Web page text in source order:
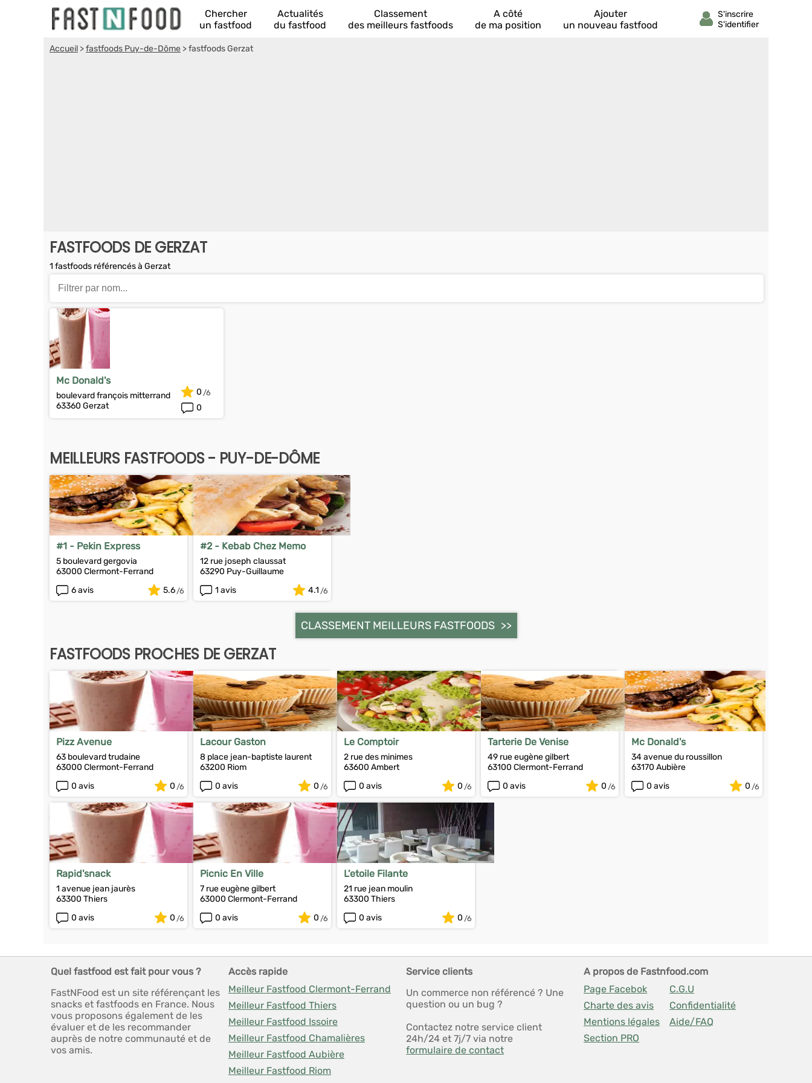
Chercher
un fastfood
Actualités
du fastfood
Classement
des meilleurs fastfoods
A côté
de ma position
Ajouter
un nouveau fastfood
Accueil >fastfoods Puy-de-Dôme >fastfoods Gerzat
FASTFOODS DE GERZAT
1 fastfoods référencés à Gerzat
Mc Donald's
boulevard françois mitterrand
63360 Gerzat
0
0
MEILLEURS FASTFOODS - PUY-DE-DÔME
#1 - Pekin Express
5 boulevard gergovia
63000 Clermont-Ferrand
6 avis
5.6
#2 - Kebab Chez Memo
12 rue joseph claussat
63290 Puy-Guillaume
1 avis
4.1
CLASSEMENT MEILLEURS FASTFOODS
FASTFOODS PROCHES DE GERZAT
Pizz Avenue
63 boulevard trudaine
63000 Clermont-Ferrand
0 avis
0
Lacour Gaston
8 place jean-baptiste laurent
63200 Riom
0 avis
0
Le Comptoir
2 rue des minimes
63600 Ambert
0 avis
0
Tarterie De Venise
49 rue eugène gilbert
63100 Clermont-Ferrand
0 avis
0
Mc Donald's
34 avenue du roussillon
63170 Aubière
0 avis
0
Rapid'snack
1 avenue jean jaurès
63300 Thiers
0 avis
0
Picnic En Ville
7 rue eugène gilbert
63000 Clermont-Ferrand
0 avis
0
L'etoile Filante
21 rue jean moulin
63300 Thiers
0 avis
0
Quel fastfood est fait pour vous ?
FastNFood est un site référençant les
snacks et fastfoods en France. Nous
vous proposons également de les
évaluer et de les recommander
auprès de notre communauté et de
vos amis.
Accès rapide
Meilleur Fastfood Clermont-Ferrand
Meilleur Fastfood Thiers
Meilleur Fastfood Issoire
Meilleur Fastfood Chamalières
Meilleur Fastfood Aubière
Meilleur Fastfood Riom
Service clients
Un commerce non référencé ? Une
question ou un bug ?
Contactez notre service client
24h/24 et 7j/7 via notre
formulaire de contact
A propos de Fastnfood.com
Page Facebok
C.G.U
Charte des avis
Confidentialité
Mentions légales
Aide/FAQ
Section PRO